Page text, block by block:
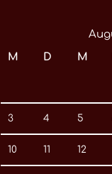
M
D M
3 4 5
10 11 12